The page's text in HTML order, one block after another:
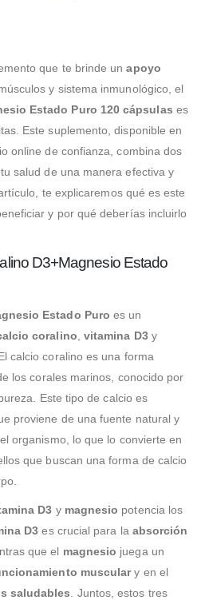
que te brinde unapoyo
y sistema inmunológico, el
Estado Puro 120 cápsulas es
Este suplemento, disponible en
online de confianza, combina dos
salud de una manera efectiva y
te explicaremos qué es este
y por qué deberías incluirlo
D3+Magnesio Estado
Estado Puro es un
coralino vitamina D3y
calcio coralino es una forma
los corales marinos, conocido por
Este tipo de calcio es
proviene de una fuente natural y
organismo, lo que lo convierte en
que buscan una forma de calcio
D3 y magnesio potencia los
D3 es crucial para la absorción
que el magnesio juega un
musculary en el
saludables . Juntos, estos tres